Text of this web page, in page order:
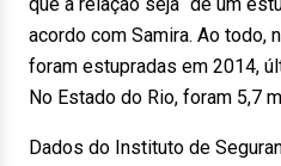
acordo com Samira. Ao todo,
foram estupradas em 2014,
No Estado do Rio, foram 5,7
Dados do Instituto de